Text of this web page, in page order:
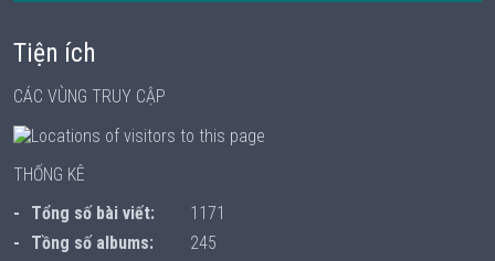
Tiện ích
CÁC VÙNG TRUY CẬP
THỐNG KÊ
Tổng số bài viết:
1171
Tồng số albums:
245